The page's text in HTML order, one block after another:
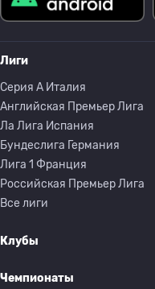
Лиги
Серия A Италия
Английская Премьер Лига
Ла Лига Испания
Бундеслига Германия
Лига 1 Франция
Российская Премьер Лига
Все лиги
Клубы
Чемпионаты